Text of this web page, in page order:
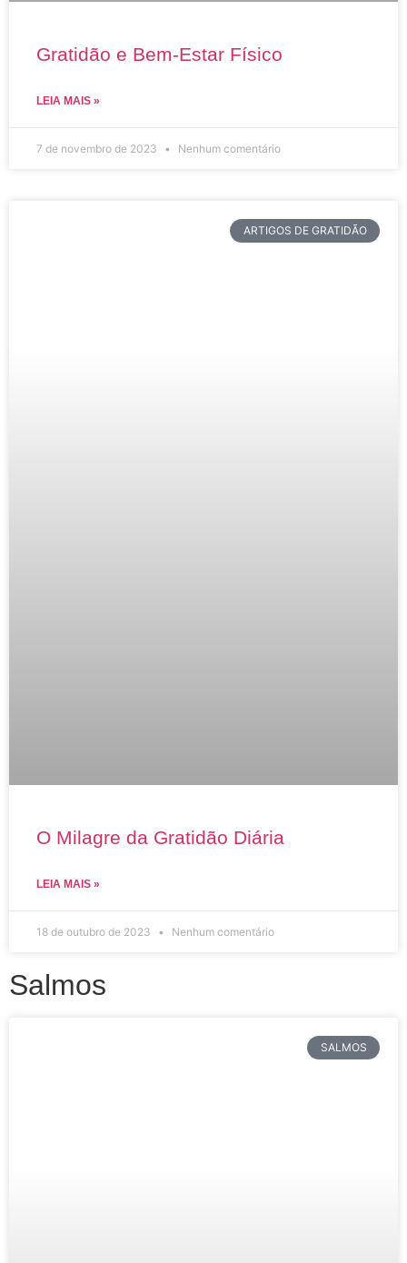
Gratidão e Bem-Estar Físico
LEIA MAIS »
7 de novembro de 2023 Nenhum comentário
ARTIGOS DE GRATIDÃO
O Milagre da Gratidão Diária
LEIA MAIS »
18 de outubro de 2023 Nenhum comentário
Salmos
SALMOS